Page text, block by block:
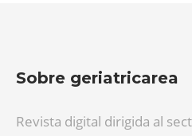
Sobre geriatricarea
Revista digital dirigida al